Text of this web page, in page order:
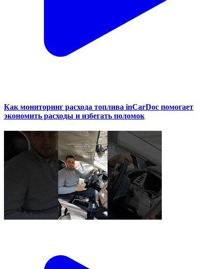
Как мониторинг расхода топлива inCarDoc помогает
экономить расходы и избегать поломок